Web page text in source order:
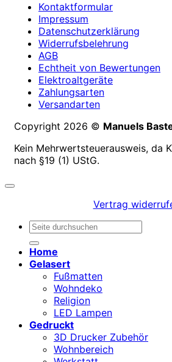
Kontaktformular
Impressum
Datenschutzerklärung
Widerrufsbelehrung
AGB
Echtheit von Bewertungen
Elektroaltgeräte
Zahlungsarten
Versandarten
Copyright 2026 © Manuels
Kein Mehrwertsteuerausweis, da
nach §19 (1) UStG.
Vertrag
Suchen
Home
Gelasert
Fußmatten
Wohndeko
Religion
LED Lampen
Gedruckt
3D Drucker Zubehör
Wohnbereich